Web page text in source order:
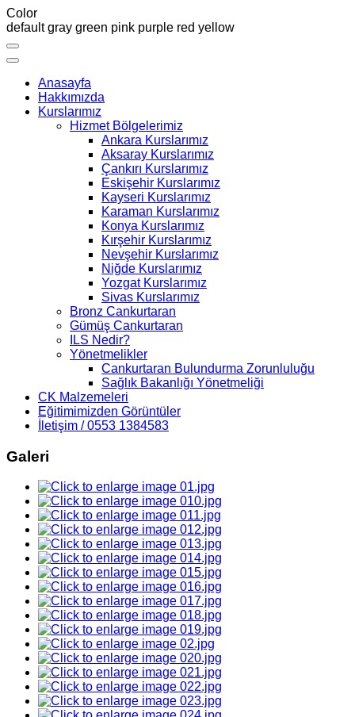
Color
default gray green pink purple red yellow
Anasayfa
Hakkımızda
Kurslarımız
Hizmet Bölgelerimiz
Ankara Kurslarımız
Aksaray Kurslarımız
Çankırı Kurslarımız
Eskişehir Kurslarımız
Kayseri Kurslarımız
Karaman Kurslarımız
Konya Kurslarımız
Kırşehir Kurslarımız
Nevşehir Kurslarımız
Niğde Kurslarımız
Yozgat Kurslarımız
Sivas Kurslarımız
Bronz Cankurtaran
Gümüş Cankurtaran
ILS Nedir?
Yönetmelikler
Cankurtaran Bulundurma Zorunluluğu
Sağlık Bakanlığı Yönetmeliği
CK Malzemeleri
Eğitimimizden Görüntüler
İletişim / 0553 1384583
Galeri